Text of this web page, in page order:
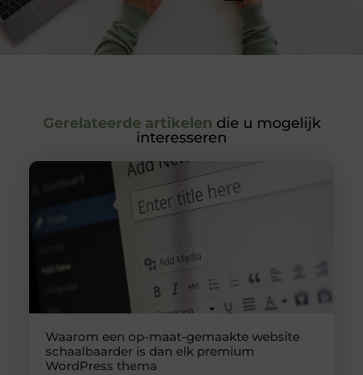
Gerelateerde artikelen die u mogelijk
interesseren
Waarom een op-maat-gemaakte website
schaalbaarder is dan elk premium
WordPress thema